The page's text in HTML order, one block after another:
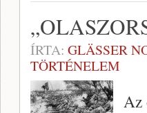
ÍRTA: GLÄSSER
TÖRTÉNELEM
Az